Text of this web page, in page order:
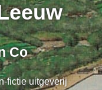
Co
fictie uitgeverij